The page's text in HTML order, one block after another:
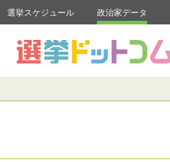
選挙スケジュール 政治家データ